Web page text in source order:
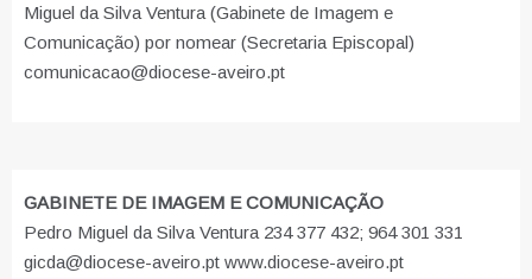
Miguel da Silva Ventura (Gabinete de Imagem e
Comunicação) por nomear (Secretaria Episcopal)
comunicacao@diocese-aveiro.pt
GABINETE DE IMAGEM E COMUNICAÇÃO
Pedro Miguel da Silva Ventura 234 377 432; 964 301 331
gicda@diocese-aveiro.pt www.diocese-aveiro.pt